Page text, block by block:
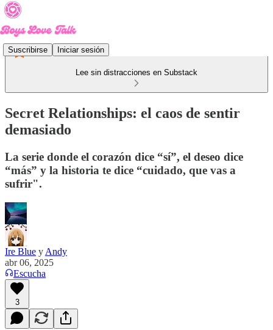
Suscribirse Iniciar sesión
Lee sin distracciones en Substack
Secret Relationships: el caos de sentir
demasiado
La serie donde el corazón dice “sí”, el deseo dice
“más” y la historia te dice “cuidado, que vas a
sufrir".
Ire Blue y Andy
abr 06, 2025
Escucha
3